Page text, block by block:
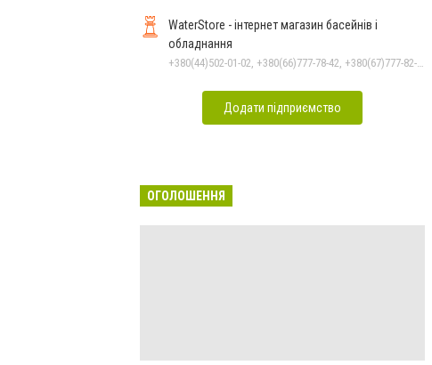
WaterStore - інтернет магазин басейнів і
обладнання
+380(44)502-01-02, +380(66)777-78-42, +380(67)777-82-19, +380(67)890-80-80, +380(73)890-80-80, +380(44)502-01-03
Додати підприємство
ОГОЛОШЕННЯ